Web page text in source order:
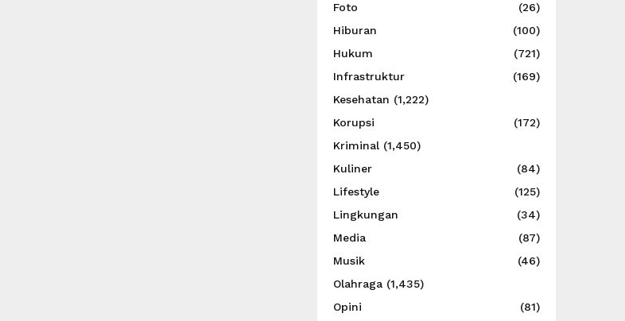
Foto
(26)
Hiburan
(100)
Hukum
(721)
Infrastruktur
(169)
Kesehatan (1,222)
Korupsi
(172)
Kriminal (1,450)
Kuliner
(84)
Lifestyle
(125)
Lingkungan
(34)
Media
(87)
Musik
(46)
Olahraga (1,435)
Opini
(81)